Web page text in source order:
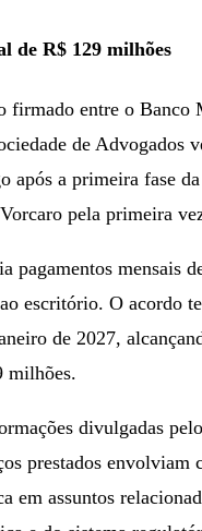
de R$ 129 milhões
firmado entre o Banco
de Advogados
após a primeira fase
pela primeira
pagamentos mensais
escritório. O acordo
de 2027,
milhões.
divulgadas
prestados envolviam
em assuntos